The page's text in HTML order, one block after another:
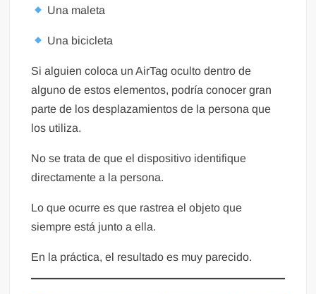
Una maleta
Una bicicleta
Si alguien coloca un AirTag oculto dentro de
alguno de estos elementos, podría conocer gran
parte de los desplazamientos de la persona que
los utiliza.
No se trata de que el dispositivo identifique
directamente a la persona.
Lo que ocurre es que rastrea el objeto que
siempre está junto a ella.
En la práctica, el resultado es muy parecido.